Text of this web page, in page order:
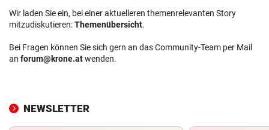
Wir laden Sie ein, bei einer aktuelleren themenrelevanten Story
mitzudiskutieren:Themenübersicht.
Bei Fragen können Sie sich gern an das Community-Team per Mail
an forum@krone.atwenden.
NEWSLETTER